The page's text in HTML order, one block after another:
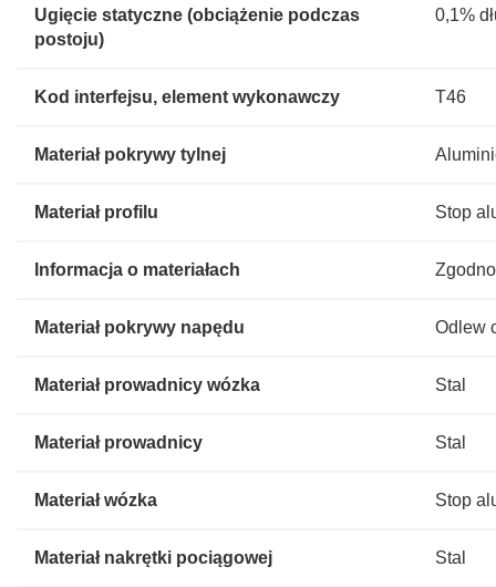
Ugięcie statyczne (obciążenie podczas
postoju)
0,1%
Kod interfejsu, element wykonawczy T46
Materiał pokrywy tylnej
Materiał profilu Stop
Informacja o materiałach
Materiał pokrywy napędu Odlew
Materiał prowadnicy wózka Stal
Materiał prowadnicy Stal
Materiał wózka Stop
Materiał nakrętki pociągowej Stal